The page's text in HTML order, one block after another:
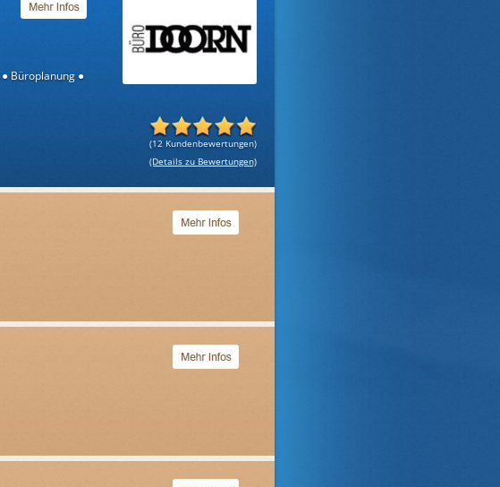
Büroplanung
(12 Kundenbewertungen)
(Details zu Bewertungen)